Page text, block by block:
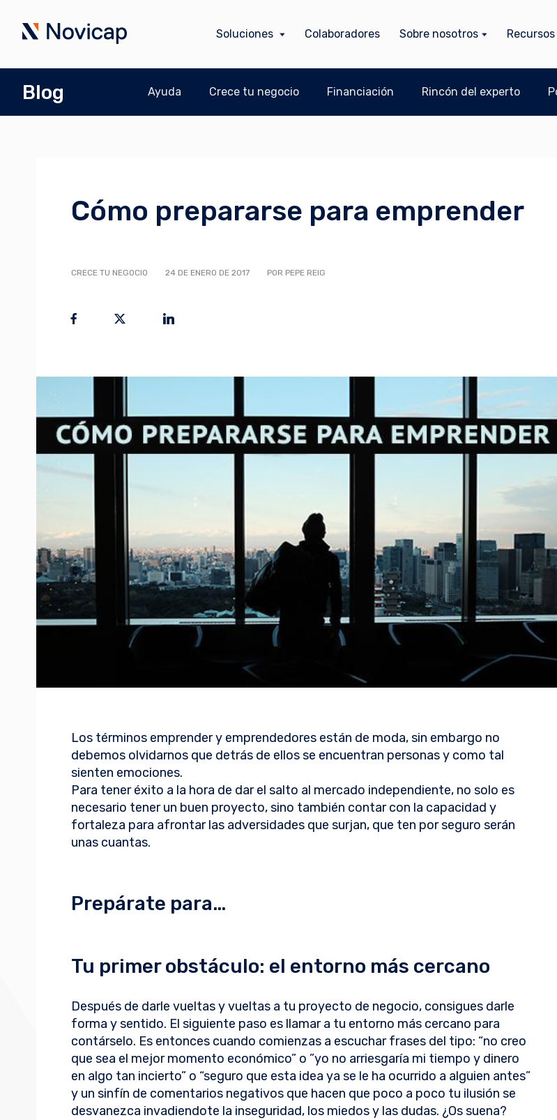
Soluciones Colaboradores Sobre nosotros Recursos
Blog Ayuda Crece tu negocio Financiación Rincón del experto
Cómo prepararse para emprender
CRECE TU NEGOCIO 24 DE ENERO DE 2017 POR PEPE REIG
Los términos emprender y emprendedores están de moda, sin embargo no
debemos olvidarnos que detrás de ellos se encuentran personas y como tal
sienten emociones.
Para tener éxito a la hora de dar el salto al mercado independiente, no solo es
necesario tener un buen proyecto, sino también contar con la capacidad y
fortaleza para afrontar las adversidades que surjan, que ten por seguro serán
unas cuantas.
Prepárate para…
Tu primer obstáculo: el entorno más cercano
Después de darle vueltas y vueltas a tu proyecto de negocio, consigues darle
forma y sentido. El siguiente paso es llamar a tu entorno más cercano para
contárselo. Es entonces cuando comienzas a escuchar frases del tipo: “no creo
que sea el mejor momento económico” o ”yo no arriesgaría mi tiempo y dinero
en algo tan incierto” o “seguro que esta idea ya se le ha ocurrido a alguien antes”
y un sinfín de comentarios negativos que hacen que poco a poco tu ilusión se
desvanezca invadiendote la inseguridad, los miedos y las dudas. ¿Os suena?